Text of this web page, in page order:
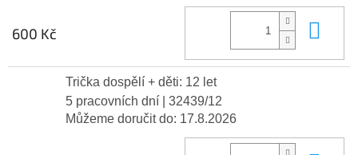
600 Kč
Trička dospělí + děti: 12 let
5 pracovních dní
| 32439/12
Můžeme doručit do: 17.8.2026